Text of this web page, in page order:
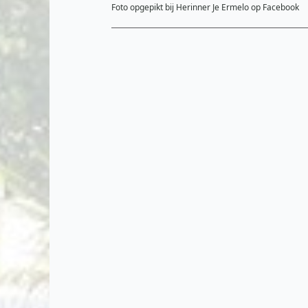
Foto opgepikt bij Herinner Je Ermelo op Facebook